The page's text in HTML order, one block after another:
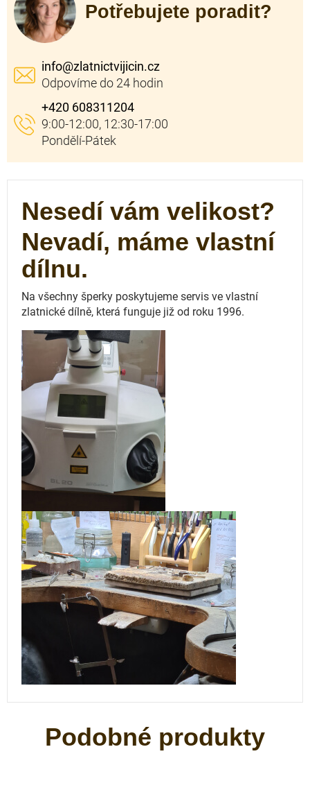
Potřebujete poradit?
info@zlatnictvijicin.cz
+420 608311204
Nesedí vám velikost?
Nevadí, máme vlastní
dílnu.
Na všechny šperky poskytujeme servis ve vlastní
zlatnické dílně, která funguje již od roku 1996.